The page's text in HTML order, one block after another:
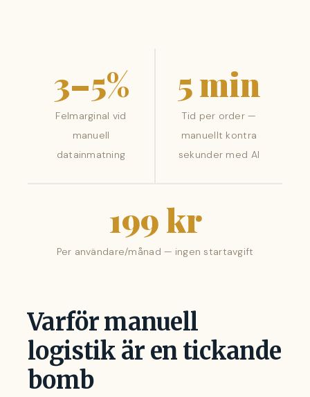
3–5%
Felmarginal vid
manuell
datainmatning
5 min
Tid per order —
manuellt kontra
sekunder med AI
199 kr
Per användare/månad — ingen startavgift
Varför manuell
logistik är en tickande
bomb